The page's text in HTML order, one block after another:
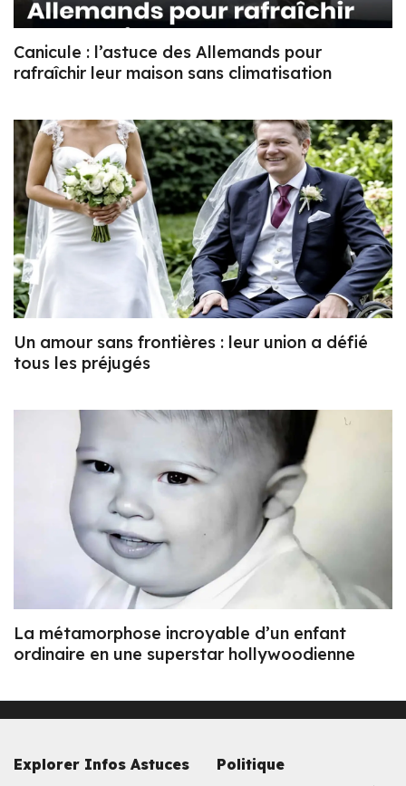
Canicule : l’astuce des Allemands pour
rafraîchir leur maison sans climatisation
Un amour sans frontières : leur union a défié
tous les préjugés
La métamorphose incroyable d’un enfant
ordinaire en une superstar hollywoodienne
Explorer Infos Astuces Politique